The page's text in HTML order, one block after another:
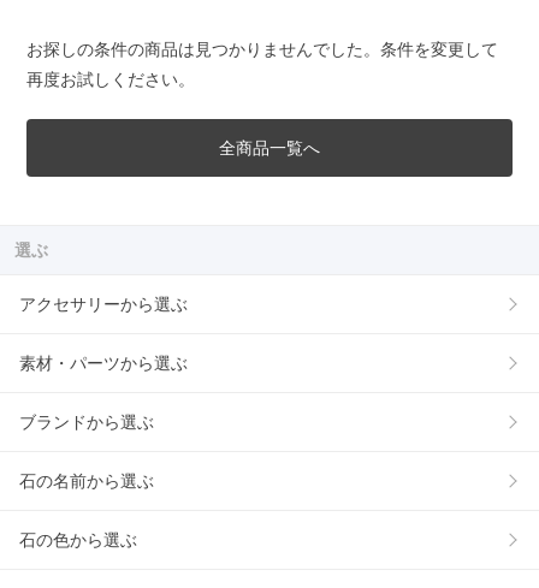
お探しの条件の商品は見つかりませんでした。条件を変更して
再度お試しください。
全商品一覧へ
選ぶ
アクセサリーから選ぶ
素材・パーツから選ぶ
ブランドから選ぶ
石の名前から選ぶ
石の色から選ぶ